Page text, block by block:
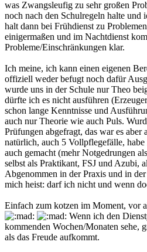
was Zwangsleufig zu sehr großen
noch nach den Schulregeln halte
halt dann bei Frühdienst zu
einigermaßen und im Nachtdienst
Probleme/Einschränkungen klar.
Ich meine, ich kann einen eigenen
offiziell weder befugt noch dafür
wurde uns in der Schule nur Theo
dürfte ich es nicht ausführen
schon lange Kenntnisse und
auch nur Theorie wie auch Puls.
Prüfungen abgefragt, das war es aber
natürlich, auch 5 Vollpflegefälle,
auch gemacht (mehr Notgedrungen
selbst als Praktikant, FSJ und Azubi,
Abgenommen in der Praxis und in
mich heist: darf ich nicht und wenn
Einfach zum kotzen im Moment, vor
Wenn ich den
kommenden Wochen/Monaten sehe,
als das Freude aufkommt.